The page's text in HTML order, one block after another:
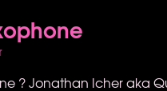
? Jonathan Icher aka